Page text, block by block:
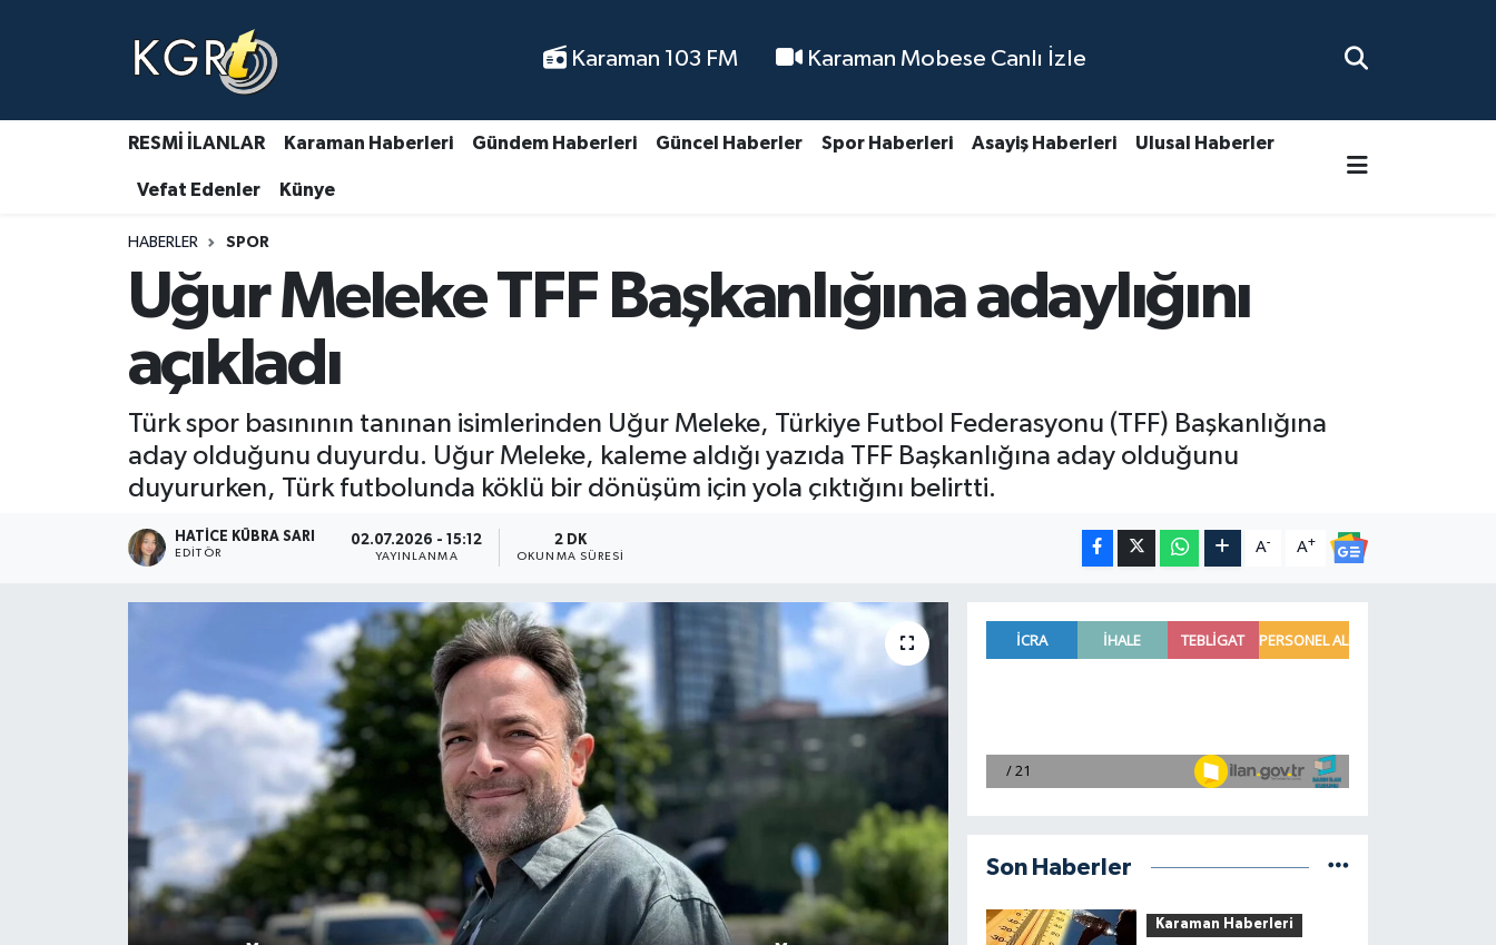
Karaman 103 FM Karaman Mobese Canlı İzle
RESMİ İLANLAR Karaman Haberleri Gündem Haberleri Güncel Haberler Spor Haberleri Asayiş Haberleri Ulusal Haberler
Vefat Edenler Künye
HABERLER SPOR
Uğur Meleke TFF Başkanlığına adaylığını
açıkladı
Türk spor basınının tanınan isimlerinden Uğur Meleke, Türkiye Futbol Federasyonu (TFF) Başkanlığına
aday olduğunu duyurdu. Uğur Meleke, kaleme aldığı yazıda TFF Başkanlığına aday olduğunu
duyururken, Türk futbolunda köklü bir dönüşüm için yola çıktığını belirtti.
HATICE KÜBRA SARI
EDITÖR
02.07.2026 - 15:12
YAYINLANMA
2 DK
OKUNMA SÜRESI
A- A+
Son Haberler
Karaman Haberleri
Karaman Haberleri
Gündem Haberleri
Güncel Haberler
Asayiş Haberleri
Ulusal Haberler
Vefat Edenler